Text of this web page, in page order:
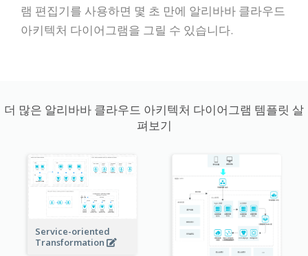
램 편집기를 사용하면 몇 초 만에 알리바바 클라우드
아키텍처 다이어그램을 그릴 수 있습니다.
더 많은 알리바바 클라우드 아키텍처 다이어그램 템플릿 살
펴보기
Service-oriented
Transformation